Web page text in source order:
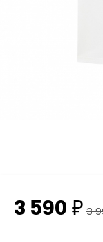
3 590 ₽ 3